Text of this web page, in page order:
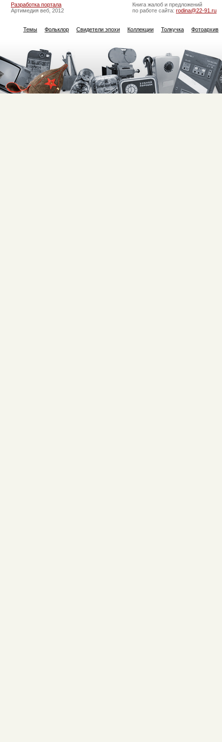
Разработка портала
Артимедия веб, 2012
Книга жалоб и предложений
по работе сайта: rodina@22-91.ru
Темы Фольклор Свидетели эпохи Коллекции Толкучка Фотоархив